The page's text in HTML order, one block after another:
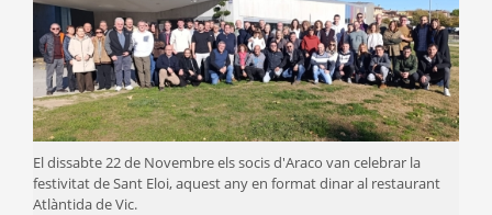
El dissabte 22 de Novembre els socis d'Araco van celebrar la
festivitat de Sant Eloi, aquest any en format dinar al restaurant
Atlàntida de Vic.